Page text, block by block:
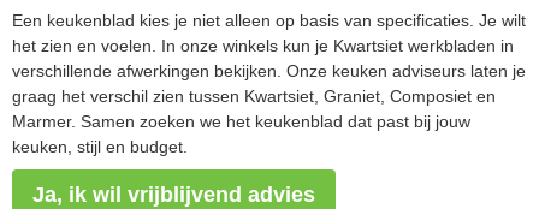
Een keukenblad kies je niet alleen op basis van specificaties. Je wilt
het zien en voelen. In onze winkels kun je Kwartsiet werkbladen in
verschillende afwerkingen bekijken. Onze keuken adviseurs laten je
graag het verschil zien tussen Kwartsiet, Graniet, Composiet en
Marmer. Samen zoeken we het keukenblad dat past bij jouw
keuken, stijl en budget.
Ja, ik wil vrijblijvend advies